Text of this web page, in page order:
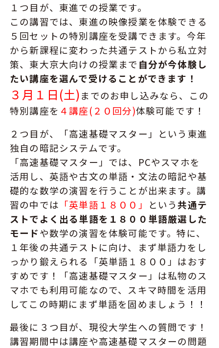
１つ目が、東進での授業です。
この講習では、東進の映像授業を体験できる
５回セットの特別講座を受講できます。今年
から新課程に変わった共通テストから私立対
策、東大京大向けの授業まで 自分が今体験し
たい講座を選んで受けることができます！
３月１日(土)までのお申し込みなら、この
特別講座を ４講座(２０回分)体験可能です！
２つ目が、「高速基礎マスター」という東進
独自の暗記システムです。
「高速基礎マスター」では、PCやスマホを
活用し、英語や古文の単語・文法の暗記や基
礎的な数学の演習を行うことが出来ます。講
習の中では 「英単語１８００」 という共通テ
ストでよく出る単語を１８００単語厳選した
モードや数学の演習を体験可能です。特に、
１年後の共通テストに向け、まず単語力をし
っかり鍛えられる「英単語１８００ 」はおす
すめです！「高速基礎マスター」は私物のス
マホでも利用可能なので、スキマ時間を活用
してこの時期にまず単語を固めましょう！！
最後に３つ目が、現役大学生への質問です！
講習期間中は講座や高速基礎マスターの問題